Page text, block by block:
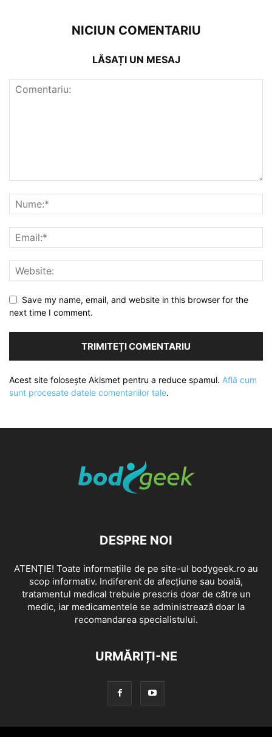
NICIUN COMENTARIU
LĂSAȚI UN MESAJ
Save my name, email, and website in this browser for the
next time I comment.
Acest site folosește Akismet pentru a reduce spamul. Află cum
sunt procesate datele comentariilor tale.
DESPRE NOI
ATENȚIE! Toate informațiile de pe site-ul bodygeek.ro au
scop informativ. Indiferent de afecțiune sau boală,
tratamentul medical trebuie prescris doar de către un
medic, iar medicamentele se administrează doar la
recomandarea specialistului.
URMĂRIȚI-NE